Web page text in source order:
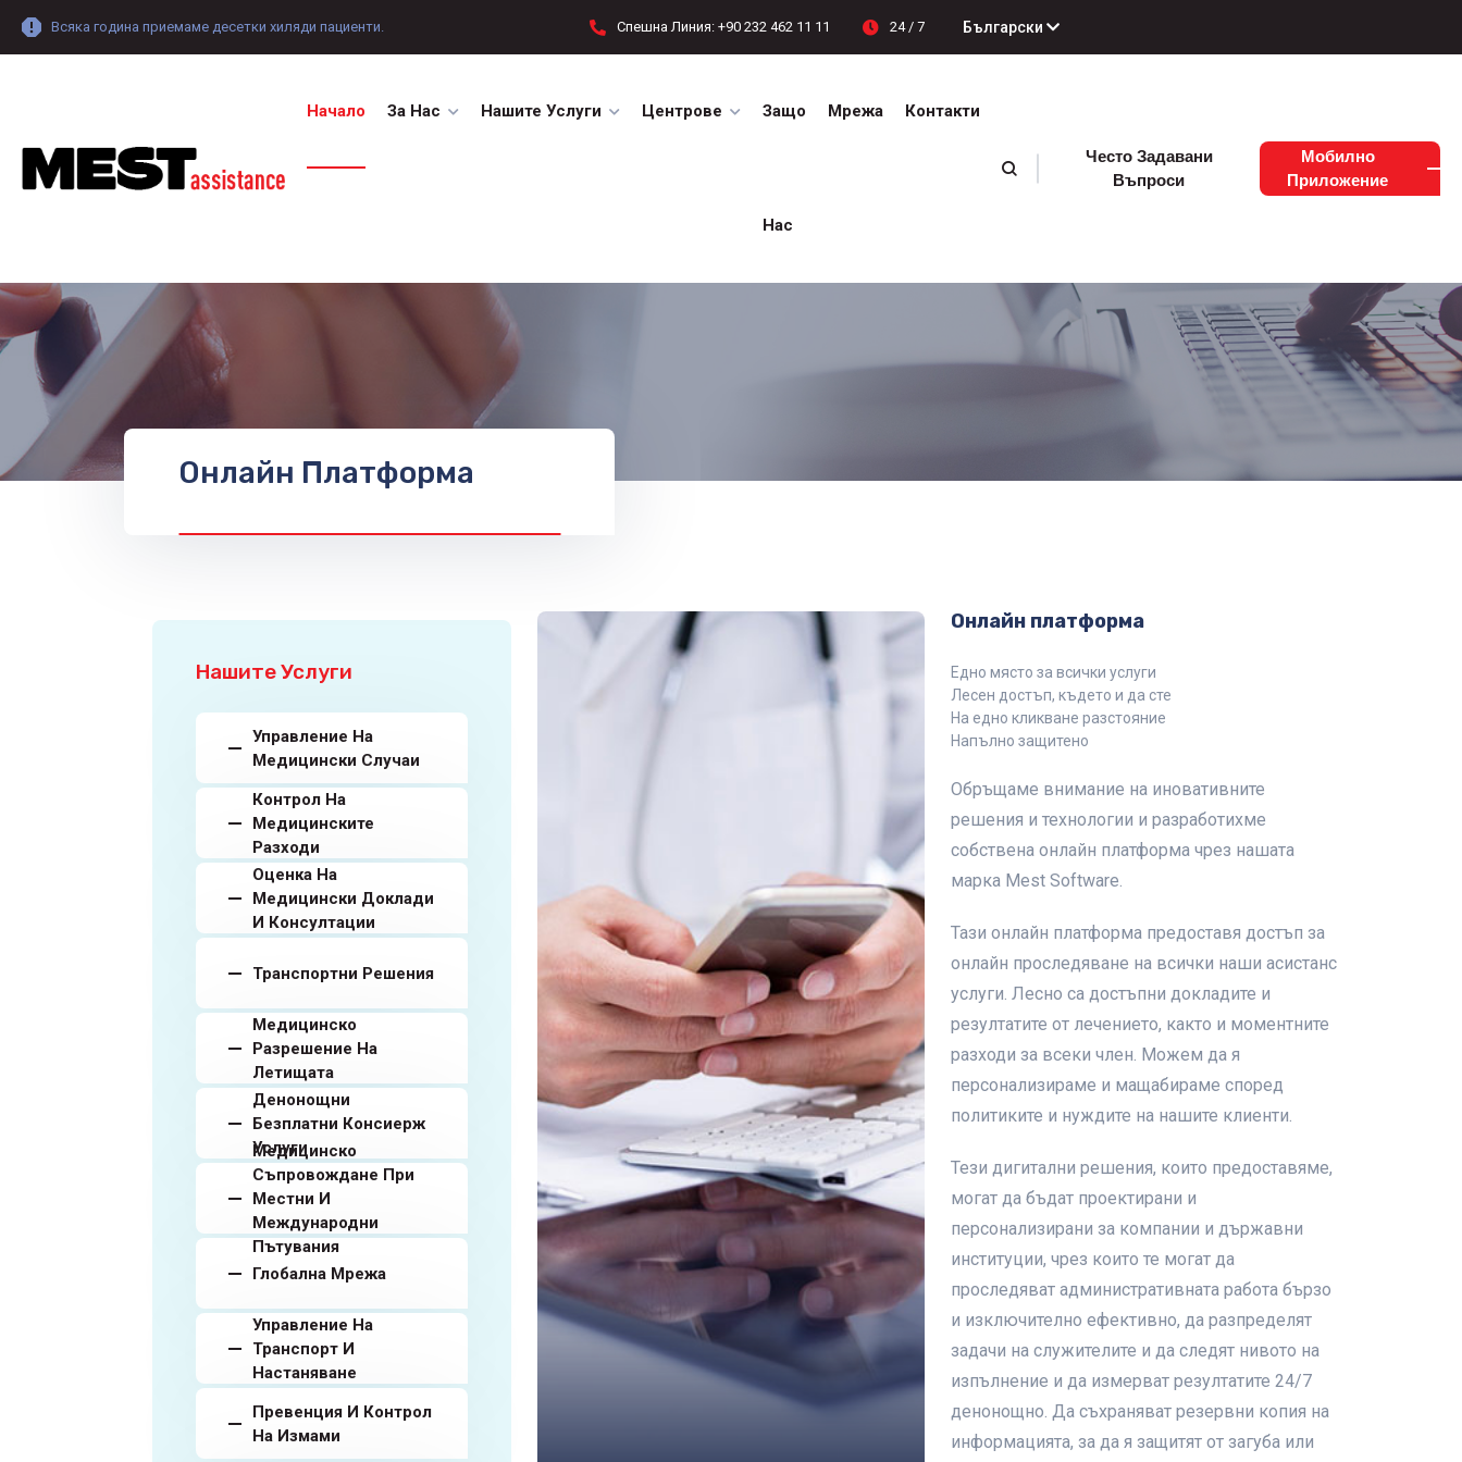
Всяка година приемаме десетки хиляди пациенти. Спешна Линия: +90 232 462 11 11 24 / 7 Български
Начало За Нас Нашите Услуги Центрове Защо
Нас
Мрежа Контакти
Често Задавани
Въпроси
Мобилно
Приложение
Онлайн Платформа
Нашите Услуги
Управление На
Медицински Случаи
Контрол На
Медицинските
Разходи
Оценка На
Медицински Доклади
И Консултации
Транспортни Решения
Медицинско
Разрешение На
Летищата
Денонощни
Безплатни Консиерж
Услуги
Медицинско
Съпровождане При
Местни И
Международни
Пътувания
Глобална Мрежа
Управление На
Транспорт И
Настаняване
Превенция И Контрол
На Измами
Онлайн платформа
Едно място за всички услуги
Лесен достъп, където и да сте
На едно кликване разстояние
Напълно защитено
Обръщаме внимание на иновативните
решения и технологии и разработихме
собствена онлайн платформа чрез нашата
марка Mest Software.
Тази онлайн платформа предоставя достъп за
онлайн проследяване на всички наши асистанс
услуги. Лесно са достъпни докладите и
резултатите от лечението, както и моментните
разходи за всеки член. Можем да я
персонализираме и мащабираме според
политиките и нуждите на нашите клиенти.
Тези дигитални решения, които предоставяме,
могат да бъдат проектирани и
персонализирани за компании и държавни
институции, чрез които те могат да
проследяват административната работа бързо
и изключително ефективно, да разпределят
задачи на служителите и да следят нивото на
изпълнение и да измерват резултатите 24/7
денонощно. Да съхраняват резервни копия на
информацията, за да я защитят от загуба или